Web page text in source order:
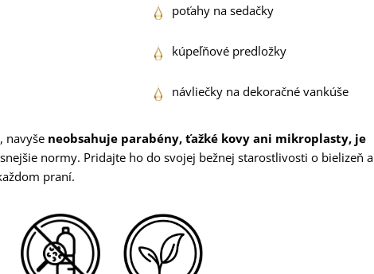
poťahy na sedačky
kúpeľňové predložky
návliečky na dekoračné vankúše
, navyše neobsahuje parabény, ťažké kovy ani mikroplasty, je
normy. Pridajte ho do svojej bežnej starostlivosti o bielizeň a
praní.